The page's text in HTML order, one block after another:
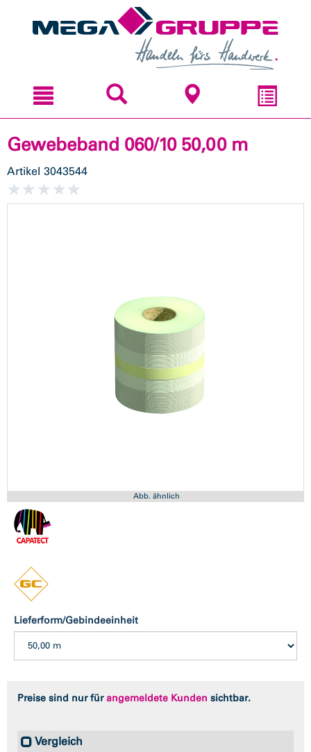
Gewebeband 060/10 50,00 m
Artikel 3043544
Abb. ähnlich
Lieferform/Gebindeeinheit
Preise sind nur fürangemeldete Kunden sichtbar.
Vergleich